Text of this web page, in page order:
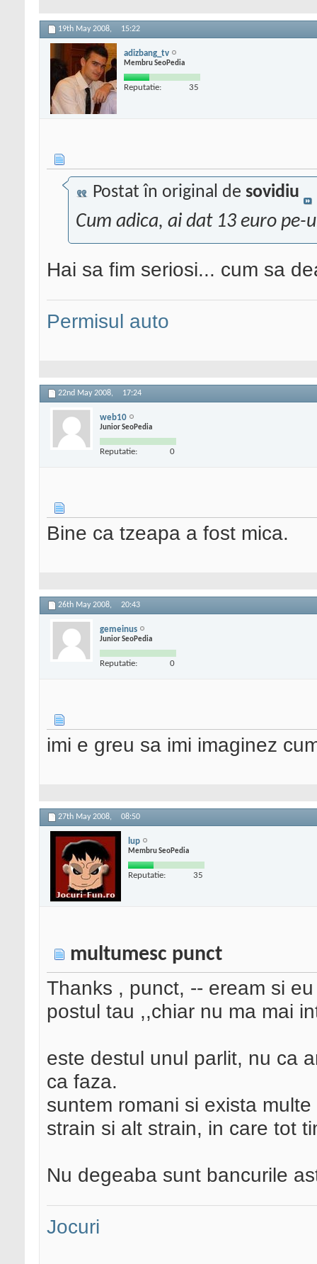
19th May 2008, 15:22
adizbang_tv
Membru SeoPedia
Reputatie: 35
Postat în original de sovidiu
Cum adica, ai dat 13 euro pe-
Hai sa fim seriosi... cum sa
Permisul auto
22nd May 2008, 17:24
web10
Junior SeoPedia
Reputatie: 0
Bine ca tzeapa a fost mica.
26th May 2008, 20:43
gemeinus
Junior SeoPedia
Reputatie: 0
imi e greu sa imi imaginez
27th May 2008, 08:50
lup
Membru SeoPedia
Reputatie: 35
multumesc punct
Thanks , punct, -- eream si
postul tau ,,chiar nu ma mai
este destul unul parlit, nu ca
ca faza.
suntem romani si exista
strain si alt strain, in care tot
Nu degeaba sunt bancurile
Jocuri